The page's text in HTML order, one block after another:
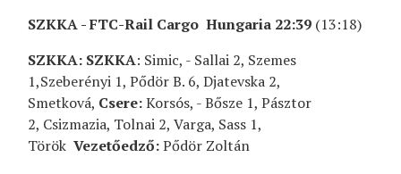
SZKKA - FTC-Rail Cargo Hungaria 22:39 (13:18)
SZKKA: SZKKA: Simic, - Sallai 2, Szemes
1,Szeberényi 1, Pődör B. 6, Djatevska 2,
Smetková, Csere:Korsós, - Bősze 1, Pásztor
2, Csizmazia, Tolnai 2, Varga, Sass 1,
Török Vezetőedző:Pődör Zoltán